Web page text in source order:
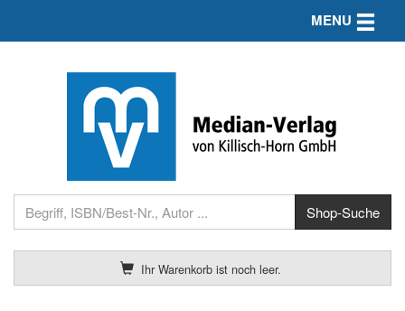
Ihr Warenkorb ist noch leer.
MENU Toggle